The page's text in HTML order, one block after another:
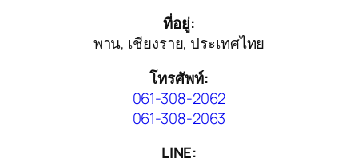
ที่อยู่:
พาน, เชียงราย, ประเทศไทย
โทรศัพท์:
061-308-2062
061-308-2063
LINE: